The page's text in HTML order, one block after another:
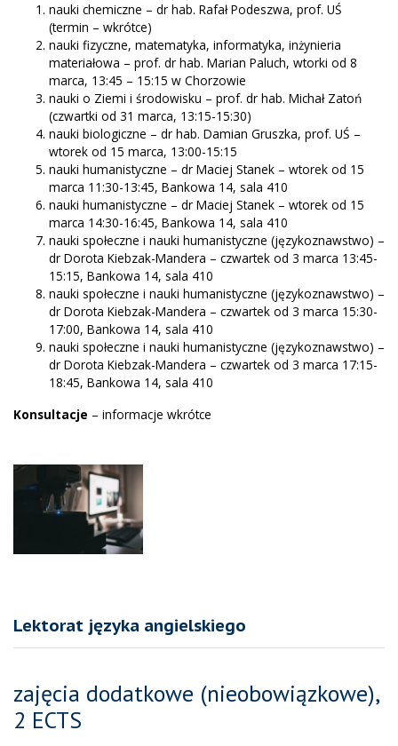
nauki chemiczne – dr hab. Rafał Podeszwa, prof. UŚ
(termin – wkrótce)
nauki fizyczne, matematyka, informatyka, inżynieria
materiałowa – prof. dr hab. Marian Paluch, wtorki od 8
marca, 13:45 – 15:15 w Chorzowie
nauki o Ziemi i środowisku – prof. dr hab. Michał Zatoń
(czwartki od 31 marca, 13:15-15:30)
nauki biologiczne – dr hab. Damian Gruszka, prof. UŚ –
wtorek od 15 marca, 13:00-15:15
nauki humanistyczne – dr Maciej Stanek – wtorek od 15
marca 11:30-13:45, Bankowa 14, sala 410
nauki humanistyczne – dr Maciej Stanek – wtorek od 15
marca 14:30-16:45, Bankowa 14, sala 410
nauki społeczne i nauki humanistyczne (językoznawstwo) –
dr Dorota Kiebzak-Mandera – czwartek od 3 marca 13:45-
15:15, Bankowa 14, sala 410
nauki społeczne i nauki humanistyczne (językoznawstwo) –
dr Dorota Kiebzak-Mandera – czwartek od 3 marca 15:30-
17:00, Bankowa 14, sala 410
nauki społeczne i nauki humanistyczne (językoznawstwo) –
dr Dorota Kiebzak-Mandera – czwartek od 3 marca 17:15-
18:45, Bankowa 14, sala 410
Konsultacje – informacje wkrótce
Lektorat języka angielskiego
zajęcia dodatkowe (nieobowiązkowe),
2 ECTS